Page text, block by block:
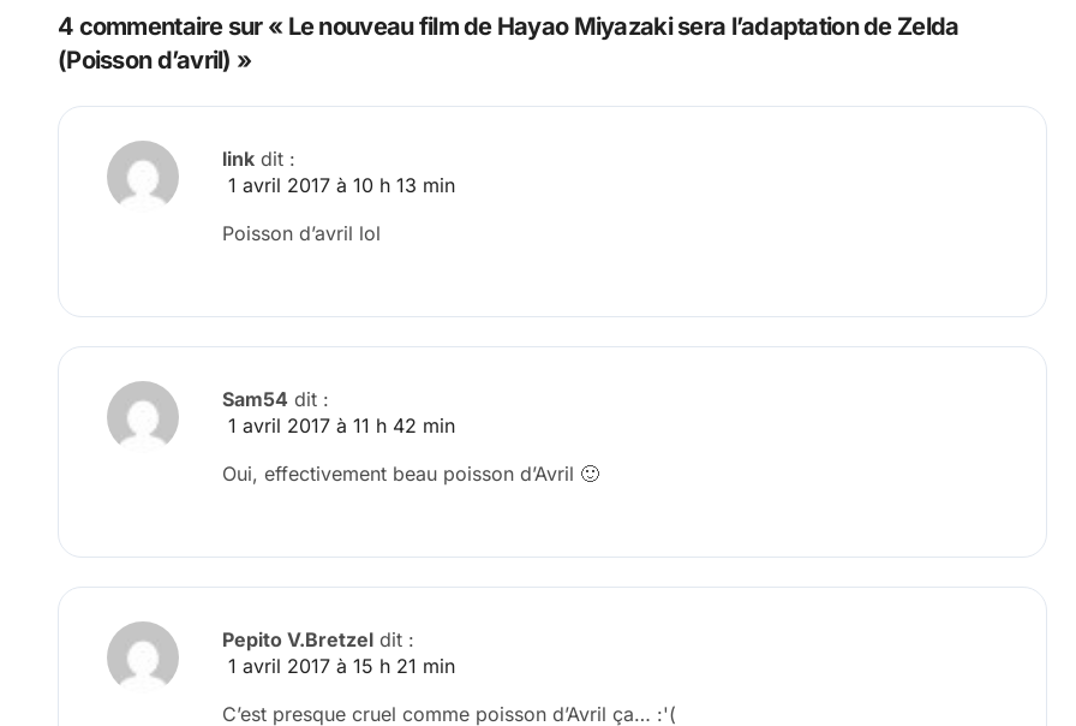
l’article
4 commentaire sur « Le nouveau film de Hayao Miyazaki sera l’adaptation de Zelda
(Poisson d’avril) »
link dit :
1 avril 2017 à 10 h 13 min
Poisson d’avril lol
Sam54 dit :
1 avril 2017 à 11 h 42 min
Oui, effectivement beau poisson d’Avril 🙂
Pepito V.Bretzel dit :
1 avril 2017 à 15 h 21 min
C’est presque cruel comme poisson d’Avril ça… :'(